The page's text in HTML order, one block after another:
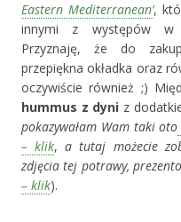
Eastern Mediterranean’,
innymi z występów w
Przyznaję, że do
przepiękna okładka oraz
oczywiście również ;)
hummus z dyni z
pokazywałam Wam taki oto
– klik,a tutaj możecie
zdjęcia tej potrawy,
– klik).